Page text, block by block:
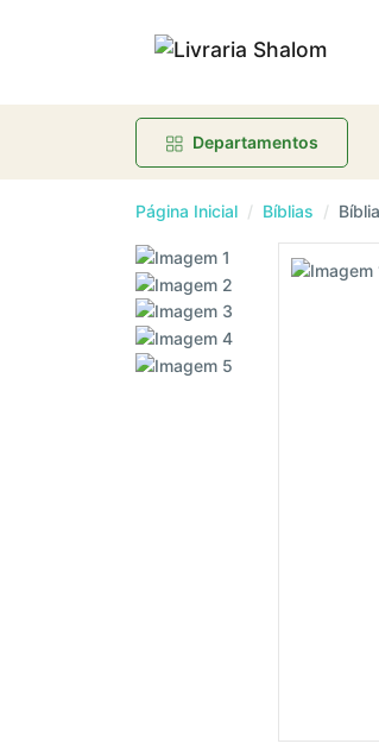
Departamentos
Página Inicial Bíblias